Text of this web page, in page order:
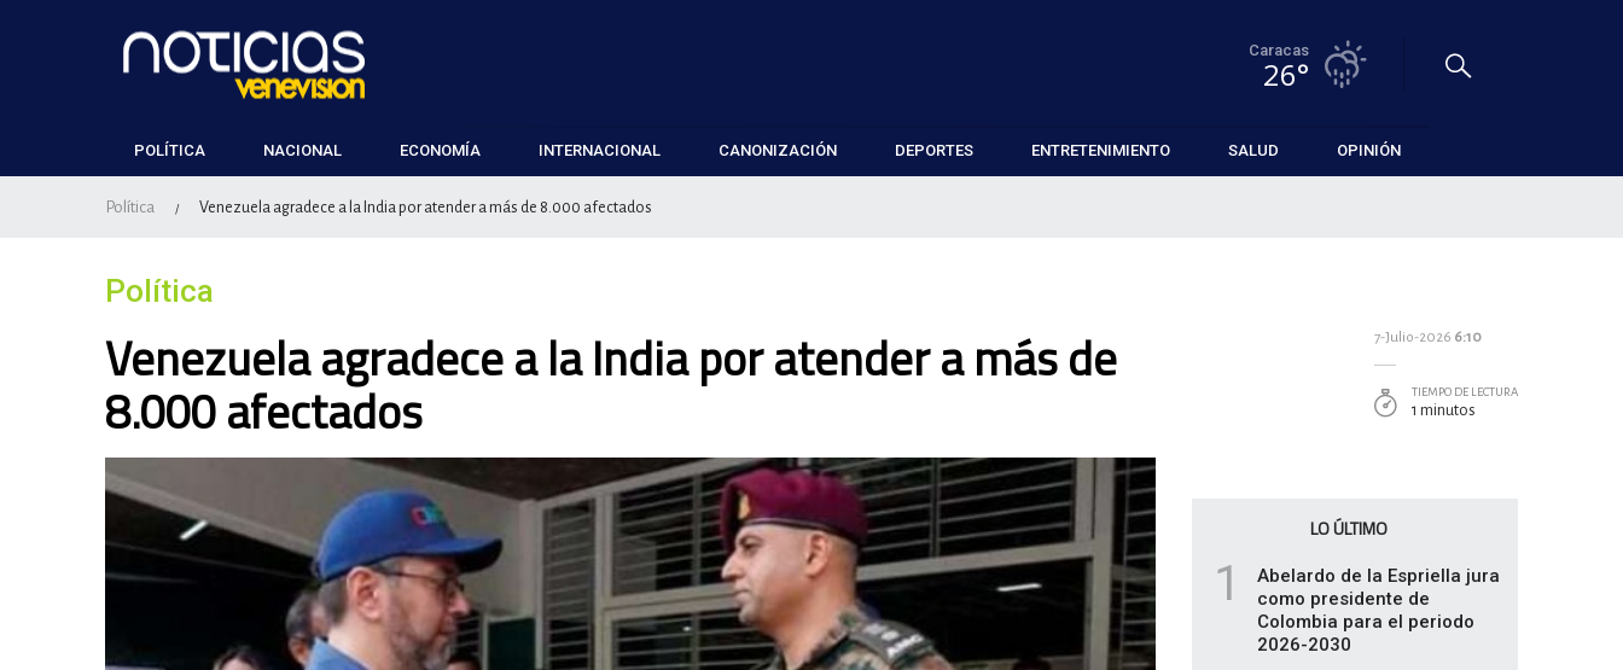
Caracas
26°
POLÍTICA NACIONAL ECONOMÍA INTERNACIONAL CANONIZACIÓN DEPORTES ENTRETENIMIENTO SALUD OPINIÓN
Política / Venezuela agradece a la India por atender a más de 8.000 afectados
Política
Venezuela agradece a la India por atender a más de
8.000 afectados
7-Julio-2026 6:10
TIEMPO DE LECTURA
1 minutos
LO ÚLTIMO
1
Abelardo de la Espriella jura
como presidente de
Colombia para el periodo
2026-2030